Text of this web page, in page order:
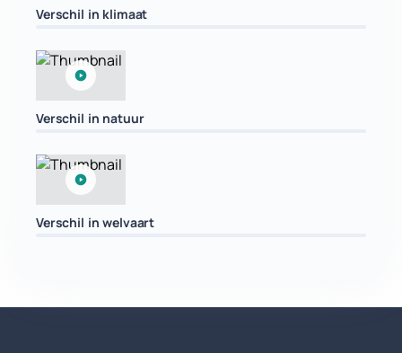
Verschil in klimaat
Verschil in natuur
Verschil in welvaart